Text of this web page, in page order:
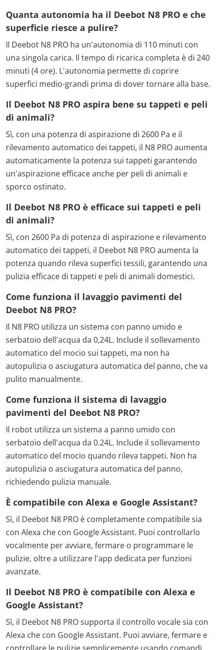
Quanta autonomia ha il Deebot N8 PRO e che
superficie riesce a pulire?
Il Deebot N8 PRO ha un'autonomia di 110 minuti con
una singola carica. Il tempo di ricarica completa è di 240
minuti (4 ore). L'autonomia permette di coprire
superfici medio-grandi prima di dover tornare alla base.
Il Deebot N8 PRO aspira bene su tappeti e peli
di animali?
Sì, con una potenza di aspirazione di 2600 Pa e il
rilevamento automatico dei tappeti, il N8 PRO aumenta
automaticamente la potenza sui tappeti garantendo
un'aspirazione efficace anche per peli di animali e
sporco ostinato.
Il Deebot N8 PRO è efficace sui tappeti e peli
di animali?
Sì, con 2600 Pa di potenza di aspirazione e rilevamento
automatico dei tappeti, il Deebot N8 PRO aumenta la
potenza quando rileva superfici tessili, garantendo una
pulizia efficace di tappeti e peli di animali domestici.
Come funziona il lavaggio pavimenti del
Deebot N8 PRO?
Il N8 PRO utilizza un sistema con panno umido e
serbatoio dell'acqua da 0,24L. Include il sollevamento
automatico del mocio sui tappeti, ma non ha
autopulizia o asciugatura automatica del panno, che va
pulito manualmente.
Come funziona il sistema di lavaggio
pavimenti del Deebot N8 PRO?
Il robot utilizza un sistema a panno umido con
serbatoio dell'acqua da 0.24L. Include il sollevamento
automatico del mocio quando rileva tappeti. Non ha
autopulizia o asciugatura automatica del panno,
richiedendo pulizia manuale.
È compatibile con Alexa e Google Assistant?
Sì, il Deebot N8 PRO è completamente compatibile sia
con Alexa che con Google Assistant. Puoi controllarlo
vocalmente per avviare, fermare o programmare le
pulizie, oltre a utilizzare l'app dedicata per funzioni
avanzate.
Il Deebot N8 PRO è compatibile con Alexa e
Google Assistant?
Sì, il Deebot N8 PRO supporta il controllo vocale sia con
Alexa che con Google Assistant. Puoi avviare, fermare e